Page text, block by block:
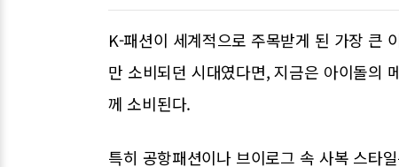
K-패션이 세계적으로 주목받게 된 가장 큰
만 소비되던 시대였다면, 지금은 아이돌의
께 소비된다.
특히 공항패션이나 브이로그 속 사복 스타